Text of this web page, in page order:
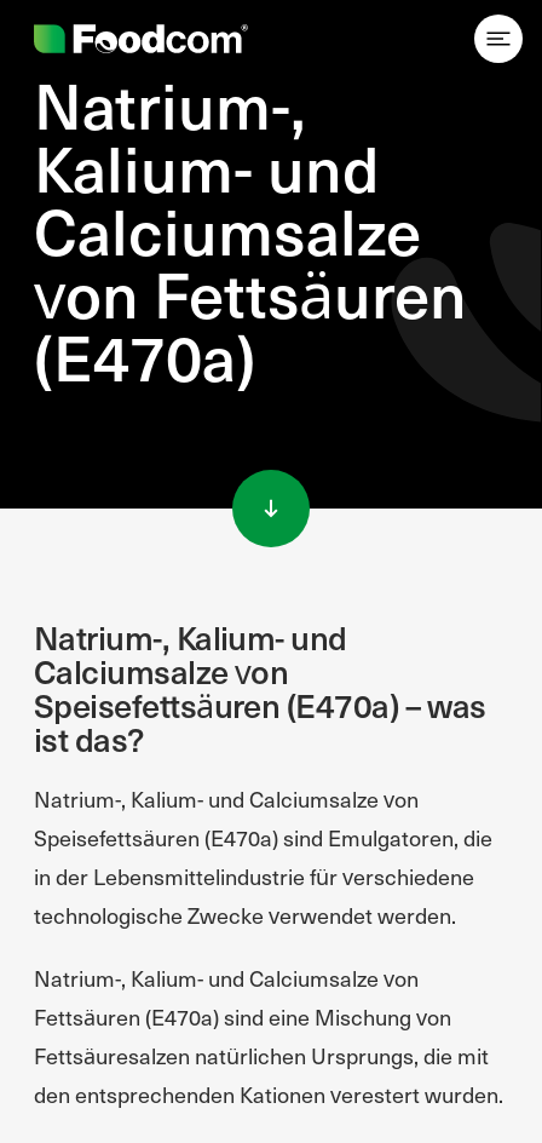
Natrium-,
Kalium- und
Calciumsalze
von Fettsäuren
(E470a)
Natrium-, Kalium- und
Calciumsalze von
Speisefettsäuren (E470a) – was
ist das?
Natrium-, Kalium- und Calciumsalze von
Speisefettsäuren (E470a) sind Emulgatoren, die
in der Lebensmittelindustrie für verschiedene
technologische Zwecke verwendet werden.
Natrium-, Kalium- und Calciumsalze von
Fettsäuren (E470a) sind eine Mischung von
Fettsäuresalzen natürlichen Ursprungs, die mit
den entsprechenden Kationen verestert wurden.